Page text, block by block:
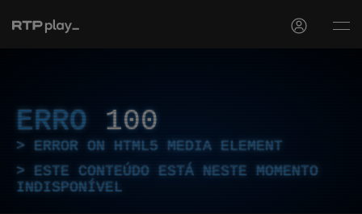
ERRO 100
ERROR ON HTML5 MEDIA ELEMENT
ESTE CONTEÚDO ESTÁ NESTE MOMENTO
INDISPONÍVEL